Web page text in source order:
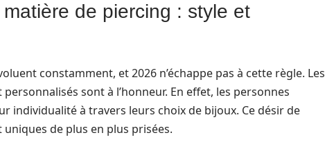
de piercing : style et
constamment, et 2026 n’échappe pas à cette règle. Les
sont à l’honneur. En effet, les personnes
individualité à travers leurs choix de bijoux. Ce désir de
de plus en plus prisées.